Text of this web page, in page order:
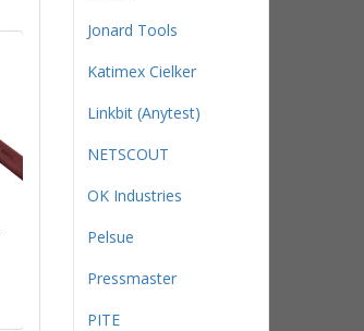
Endura E2022 -
разводной
204 мм)
Jonard Tools
Katimex Cielker
Linkbit (Anytest)
NETSCOUT
OK Industries
Pelsue
Pressmaster
PITE